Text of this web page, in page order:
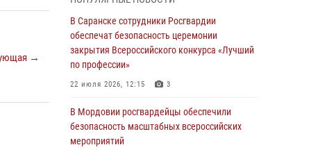
→
В Саранске росгвардейцы пресекли
нарушение правопорядка: «отдых» на
лавочке закончился в отделе полиции
04 августа 2026, 07:06
В Саранске сотрудники Росгвардии
задержали гражданина за нанесение побоев
03 августа 2026, 08:58
В Саранске сотрудники Росгвардии
обеспечат безопасность церемонии
закрытия Всероссийского конкурса «Лучший
по профессии»
22 июля 2026, 12:15 3
В Мордовии росгвардейцы обеспечили
безопасность масштабных всероссийских
мероприятий